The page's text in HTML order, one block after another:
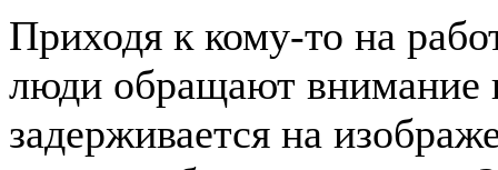
Приходя к кому-то на
люди обращают внимание
задерживается на